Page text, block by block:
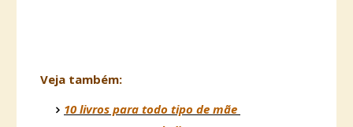
Veja também:
10 livros para todo tipo de mãe